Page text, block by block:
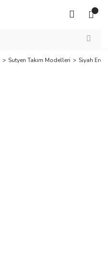
Sutyen Takım Modelleri Siyah